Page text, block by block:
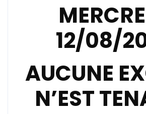
12/08/
AUCUNE
N’EST